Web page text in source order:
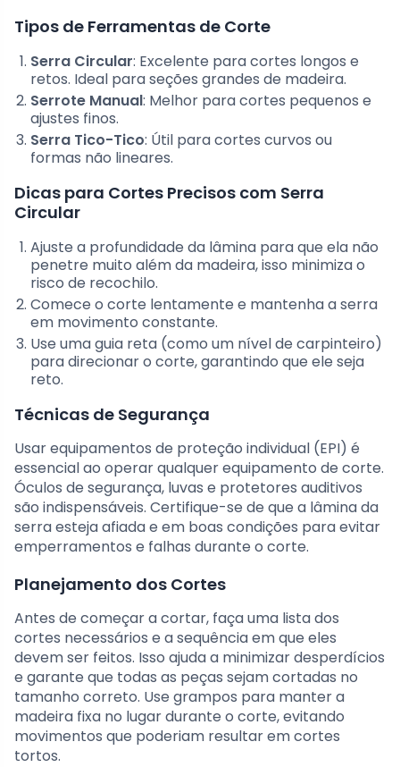
Tipos de Ferramentas de Corte
Serra Circular: Excelente para cortes longos e
retos. Ideal para seções grandes de madeira.
Serrote Manual: Melhor para cortes pequenos e
ajustes finos.
Serra Tico-Tico: Útil para cortes curvos ou
formas não lineares.
Dicas para Cortes Precisos com Serra
Circular
Ajuste a profundidade da lâmina para que ela não
penetre muito além da madeira, isso minimiza o
risco de recochilo.
Comece o corte lentamente e mantenha a serra
em movimento constante.
Use uma guia reta (como um nível de carpinteiro)
para direcionar o corte, garantindo que ele seja
reto.
Técnicas de Segurança
Usar equipamentos de proteção individual (EPI) é
essencial ao operar qualquer equipamento de corte.
Óculos de segurança, luvas e protetores auditivos
são indispensáveis. Certifique-se de que a lâmina da
serra esteja afiada e em boas condições para evitar
emperramentos e falhas durante o corte.
Planejamento dos Cortes
Antes de começar a cortar, faça uma lista dos
cortes necessários e a sequência em que eles
devem ser feitos. Isso ajuda a minimizar desperdícios
e garante que todas as peças sejam cortadas no
tamanho correto. Use grampos para manter a
madeira fixa no lugar durante o corte, evitando
movimentos que poderiam resultar em cortes
tortos.